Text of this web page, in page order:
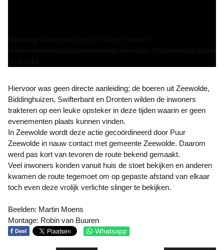
Hiervoor was geen directe aanleiding; de boeren uit Zeewolde,
Biddinghuizen, Swifterbant en Dronten wilden de inwoners
trakteren op een leuke opsteker in deze tijden waarin er geen
evenementen plaats kunnen vinden.
In Zeewolde wordt deze actie gecoördineerd door Puur
Zeewolde in nauw contact met gemeente Zeewolde. Daarom
werd pas kort van tevoren de route bekend gemaakt.
Veel inwoners konden vanuit huis de stoet bekijken en anderen
kwamen de route tegemoet om op gepaste afstand van elkaar
toch even deze vrolijk verlichte slinger te bekijken.
Beelden: Martin Moens
Montage: Robin van Buuren
f Deel Whatsapp